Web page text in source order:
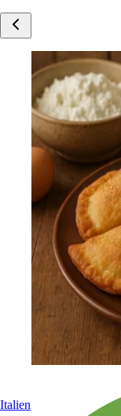
Italien